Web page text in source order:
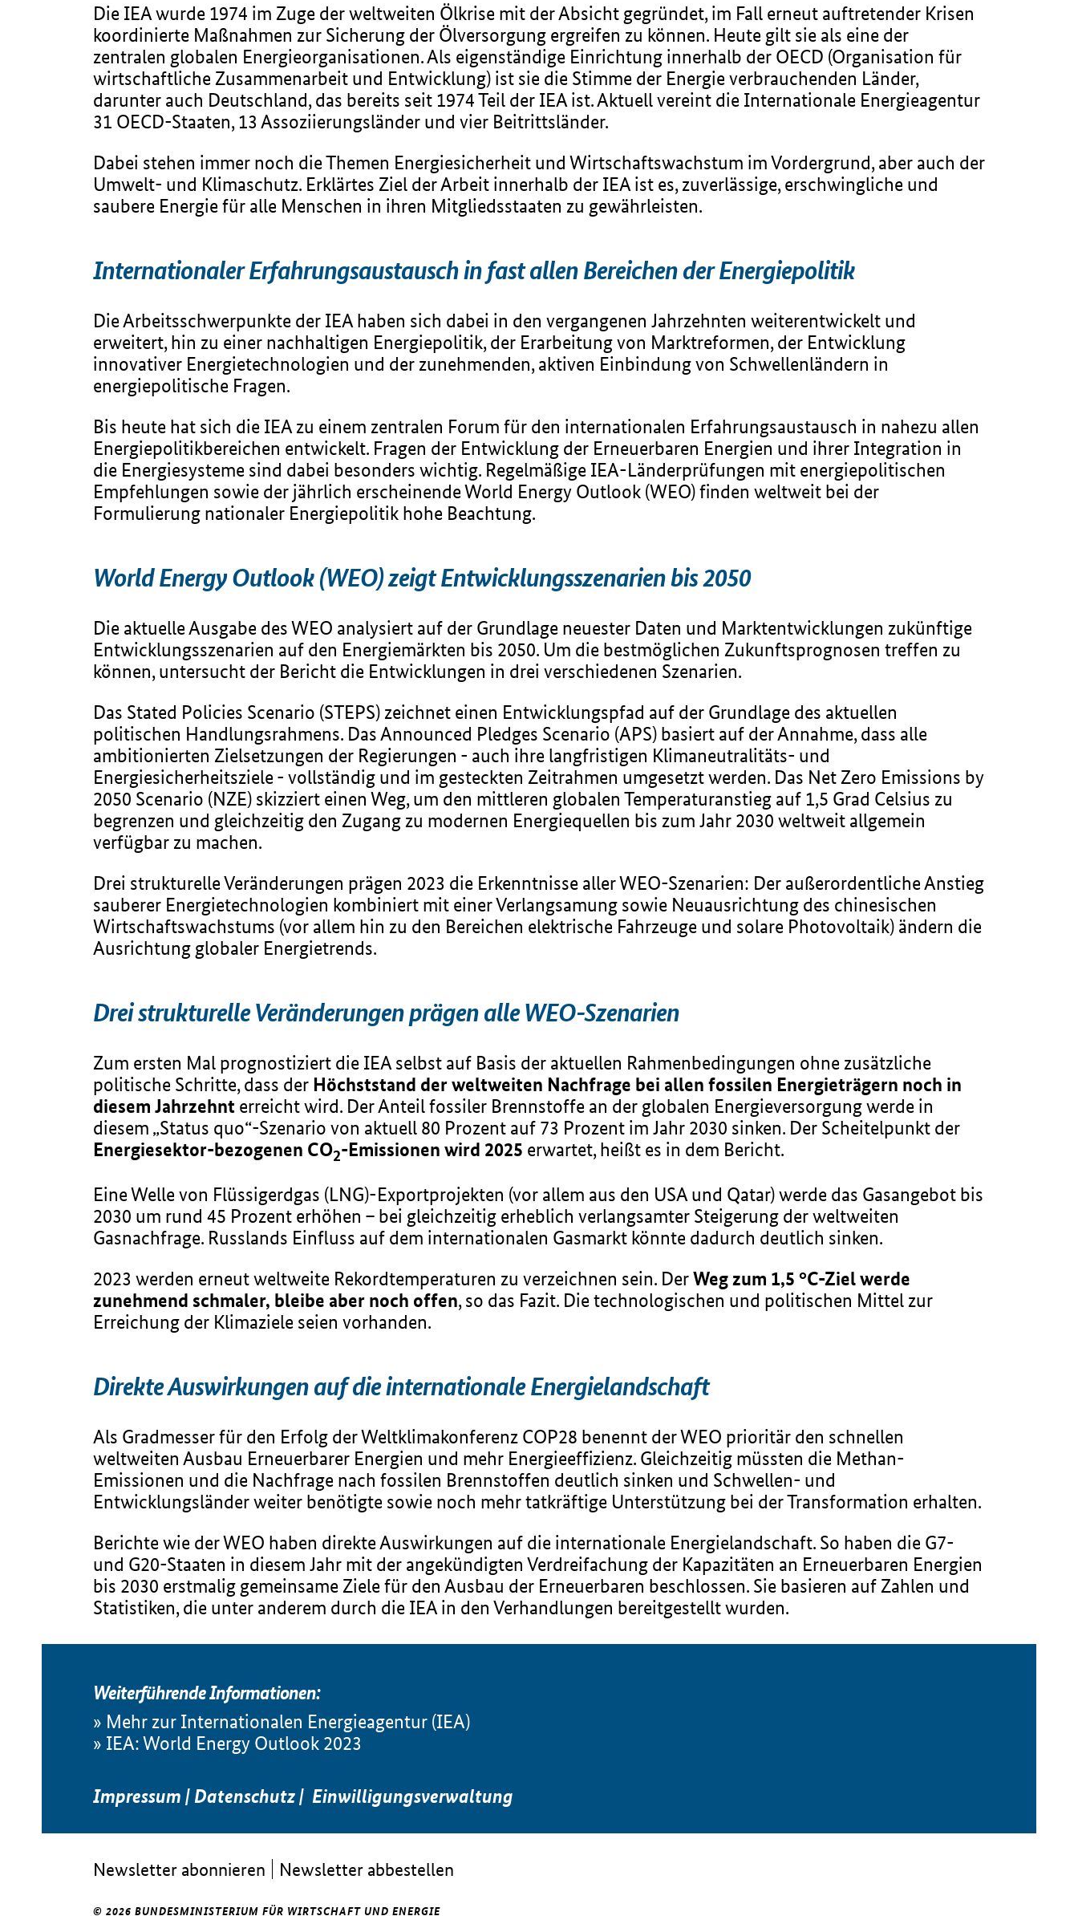
Die IEA wurde 1974 im Zuge der weltweiten Ölkrise mit der Absicht gegründet, im Fall erneut auftretender Krisen
koordinierte Maßnahmen zur Sicherung der Ölversorgung ergreifen zu können. Heute gilt sie als eine der
zentralen globalen Energieorganisationen. Als eigenständige Einrichtung innerhalb der OECD (Organisation für
wirtschaftliche Zusammenarbeit und Entwicklung) ist sie die Stimme der Energie verbrauchenden Länder,
darunter auch Deutschland, das bereits seit 1974 Teil der IEA ist. Aktuell vereint die Internationale Energieagentur
31 OECD-Staaten, 13 Assoziierungsländer und vier Beitrittsländer.
Dabei stehen immer noch die Themen Energiesicherheit und Wirtschaftswachstum im Vordergrund, aber auch der
Umwelt- und Klimaschutz. Erklärtes Ziel der Arbeit innerhalb der IEA ist es, zuverlässige, erschwingliche und
saubere Energie für alle Menschen in ihren Mitgliedsstaaten zu gewährleisten.
Internationaler Erfahrungsaustausch in fast allen Bereichen der Energiepolitik
Die Arbeitsschwerpunkte der IEA haben sich dabei in den vergangenen Jahrzehnten weiterentwickelt und
erweitert, hin zu einer nachhaltigen Energiepolitik, der Erarbeitung von Marktreformen, der Entwicklung
innovativer Energietechnologien und der zunehmenden, aktiven Einbindung von Schwellenländern in
energiepolitische Fragen.
Bis heute hat sich die IEA zu einem zentralen Forum für den internationalen Erfahrungsaustausch in nahezu allen
Energiepolitikbereichen entwickelt. Fragen der Entwicklung der Erneuerbaren Energien und ihrer Integration in
die Energiesysteme sind dabei besonders wichtig. Regelmäßige IEA-Länderprüfungen mit energiepolitischen
Empfehlungen sowie der jährlich erscheinende World Energy Outlook (WEO) finden weltweit bei der
Formulierung nationaler Energiepolitik hohe Beachtung.
World Energy Outlook (WEO) zeigt Entwicklungsszenarien bis 2050
Die aktuelle Ausgabe des WEO analysiert auf der Grundlage neuester Daten und Marktentwicklungen zukünftige
Entwicklungsszenarien auf den Energiemärkten bis 2050. Um die bestmöglichen Zukunftsprognosen treffen zu
können, untersucht der Bericht die Entwicklungen in drei verschiedenen Szenarien.
Das Stated Policies Scenario (STEPS) zeichnet einen Entwicklungspfad auf der Grundlage des aktuellen
politischen Handlungsrahmens. Das Announced Pledges Scenario (APS) basiert auf der Annahme, dass alle
ambitionierten Zielsetzungen der Regierungen - auch ihre langfristigen Klimaneutralitäts- und
Energiesicherheitsziele - vollständig und im gesteckten Zeitrahmen umgesetzt werden. Das Net Zero Emissions by
2050 Scenario (NZE) skizziert einen Weg, um den mittleren globalen Temperaturanstieg auf 1,5 Grad Celsius zu
begrenzen und gleichzeitig den Zugang zu modernen Energiequellen bis zum Jahr 2030 weltweit allgemein
verfügbar zu machen.
Drei strukturelle Veränderungen prägen 2023 die Erkenntnisse aller WEO-Szenarien: Der außerordentliche Anstieg
sauberer Energietechnologien kombiniert mit einer Verlangsamung sowie Neuausrichtung des chinesischen
Wirtschaftswachstums (vor allem hin zu den Bereichen elektrische Fahrzeuge und solare Photovoltaik) ändern die
Ausrichtung globaler Energietrends.
Drei strukturelle Veränderungen prägen alle WEO-Szenarien
Zum ersten Mal prognostiziert die IEA selbst auf Basis der aktuellen Rahmenbedingungen ohne zusätzliche
politische Schritte, dass der Höchststand der weltweiten Nachfrage bei allen fossilen Energieträgern noch in
diesem Jahrzehnt erreicht wird. Der Anteil fossiler Brennstoffe an der globalen Energieversorgung werde in
diesem „Status quo“-Szenario von aktuell 80 Prozent auf 73 Prozent im Jahr 2030 sinken. Der Scheitelpunkt der
Energiesektor-bezogenen CO2-Emissionen wird 2025 erwartet, heißt es in dem Bericht.
Eine Welle von Flüssigerdgas (LNG)-Exportprojekten (vor allem aus den USA und Qatar) werde das Gasangebot bis
2030 um rund 45 Prozent erhöhen – bei gleichzeitig erheblich verlangsamter Steigerung der weltweiten
Gasnachfrage. Russlands Einfluss auf dem internationalen Gasmarkt könnte dadurch deutlich sinken.
2023 werden erneut weltweite Rekordtemperaturen zu verzeichnen sein. DerWeg zum 1,5 °C-Ziel werde
zunehmend schmaler, bleibe aber noch offen, so das Fazit. Die technologischen und politischen Mittel zur
Erreichung der Klimaziele seien vorhanden.
Direkte Auswirkungen auf die internationale Energielandschaft
Als Gradmesser für den Erfolg der Weltklimakonferenz COP28 benennt der WEO prioritär den schnellen
weltweiten Ausbau Erneuerbarer Energien und mehr Energieeffizienz. Gleichzeitig müssten die Methan-
Emissionen und die Nachfrage nach fossilen Brennstoffen deutlich sinken und Schwellen- und
Entwicklungsländer weiter benötigte sowie noch mehr tatkräftige Unterstützung bei der Transformation erhalten.
Berichte wie der WEO haben direkte Auswirkungen auf die internationale Energielandschaft. So haben die G7-
und G20-Staaten in diesem Jahr mit der angekündigten Verdreifachung der Kapazitäten an Erneuerbaren Energien
bis 2030 erstmalig gemeinsame Ziele für den Ausbau der Erneuerbaren beschlossen. Sie basieren auf Zahlen und
Statistiken, die unter anderem durch die IEA in den Verhandlungen bereitgestellt wurden.
Weiterführende Informationen:
Mehr zur Internationalen Energieagentur (IEA)
IEA: World Energy Outlook 2023
Impressum |Datenschutz| Einwilligungsverwaltung
Newsletter abonnieren Newsletter abbestellen
© 2026 BUNDESMINISTERIUM FÜR WIRTSCHAFT UND ENERGIE